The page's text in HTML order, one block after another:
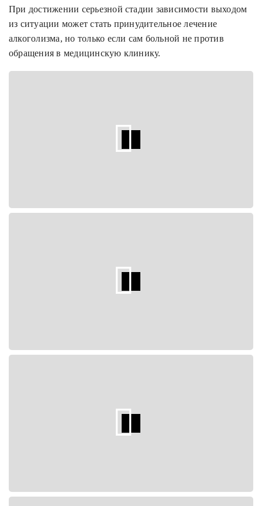
При достижении серьезной стадии зависимости выходом
из ситуации может стать принудительное лечение
алкоголизма, но только если сам больной не против
обращения в медицинскую клинику.